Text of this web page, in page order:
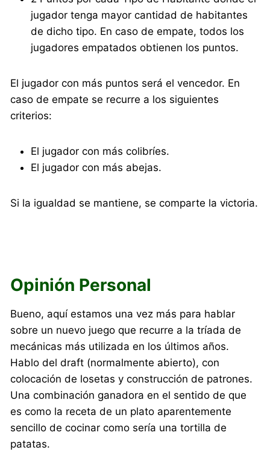
jugador tenga mayor cantidad de habitantes
de dicho tipo. En caso de empate, todos los
jugadores empatados obtienen los puntos.
El jugador con más puntos será el vencedor. En
caso de empate se recurre a los siguientes
criterios:
El jugador con más colibríes.
El jugador con más abejas.
Si la igualdad se mantiene, se comparte la victoria.
Opinión Personal
Bueno, aquí estamos una vez más para hablar
sobre un nuevo juego que recurre a la tríada de
mecánicas más utilizada en los últimos años.
Hablo del draft (normalmente abierto), con
colocación de losetas y construcción de patrones.
Una combinación ganadora en el sentido de que
es como la receta de un plato aparentemente
sencillo de cocinar como sería una tortilla de
patatas.